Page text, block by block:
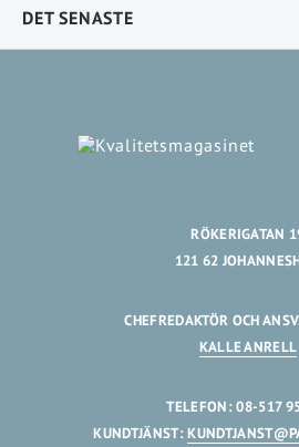
DET SENASTE
RÖKERIGATAN
121 62
CHEFREDAKTÖR OCH
KALLE ANRELL
TELEFON: 08-517
KUNDTJÄNST: